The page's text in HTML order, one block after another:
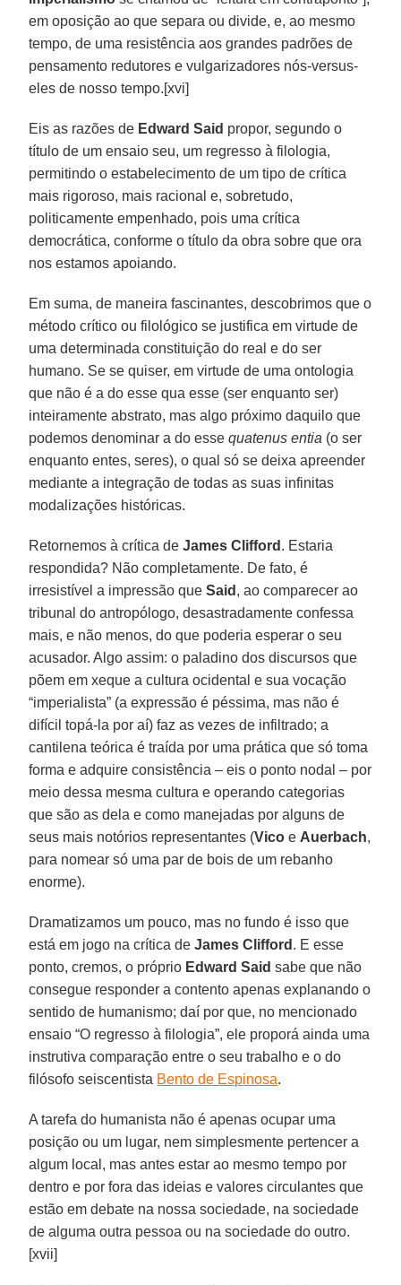
em oposição ao que separa ou divide, e, ao mesmo
tempo, de uma resistência aos grandes padrões de
pensamento redutores e vulgarizadores nós-versus-
eles de nosso tempo.[xvi]
Eis as razões de Edward Said propor, segundo o
título de um ensaio seu, um regresso à filologia,
permitindo o estabelecimento de um tipo de crítica
mais rigoroso, mais racional e, sobretudo,
politicamente empenhado, pois uma crítica
democrática, conforme o título da obra sobre que ora
nos estamos apoiando.
Em suma, de maneira fascinantes, descobrimos que o
método crítico ou filológico se justifica em virtude de
uma determinada constituição do real e do ser
humano. Se se quiser, em virtude de uma ontologia
que não é a do esse qua esse (ser enquanto ser)
inteiramente abstrato, mas algo próximo daquilo que
podemos denominar a do essequatenus entia (o ser
enquanto entes, seres), o qual só se deixa apreender
mediante a integração de todas as suas infinitas
modalizações históricas.
Retornemos à crítica de James Clifford . Estaria
respondida? Não completamente. De fato, é
irresistível a impressão queSaid , ao comparecer ao
tribunal do antropólogo, desastradamente confessa
mais, e não menos, do que poderia esperar o seu
acusador. Algo assim: o paladino dos discursos que
põem em xeque a cultura ocidental e sua vocação
“imperialista” (a expressão é péssima, mas não é
difícil topá-la por aí) faz as vezes de infiltrado; a
cantilena teórica é traída por uma prática que só toma
forma e adquire consistência – eis o ponto nodal – por
meio dessa mesma cultura e operando categorias
que são as dela e como manejadas por alguns de
seus mais notórios representantes (Vico e Auerbach,
para nomear só uma par de bois de um rebanho
enorme).
Dramatizamos um pouco, mas no fundo é isso que
está em jogo na crítica deJames Clifford . E esse
ponto, cremos, o próprio Edward Said sabe que não
consegue responder a contento apenas explanando o
sentido de humanismo; daí por que, no mencionado
ensaio “O regresso à filologia”, ele proporá ainda uma
instrutiva comparação entre o seu trabalho e o do
filósofo seiscentista Bento de Espinosa.
A tarefa do humanista não é apenas ocupar uma
posição ou um lugar, nem simplesmente pertencer a
algum local, mas antes estar ao mesmo tempo por
dentro e por fora das ideias e valores circulantes que
estão em debate na nossa sociedade, na sociedade
de alguma outra pessoa ou na sociedade do outro.
[xvii]